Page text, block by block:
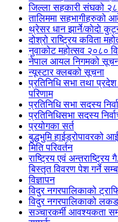
जिल्ला सहकारी संघको
तालिममा सहभागीहरुको
थ्रेसर धान झार्ने/काेदाे
दोश्रो राष्ट्रिय कविता
नुवाकोट महोत्सव २०८०
नेपाल आयल निगमको
न्यूस्टार क्लबको सूचना
प्रतिनिधि सभा तथा
परिणाम
प्रतिनिधि सभा सदस्य
प्रतिनिधिसभा सदस्य
प्रयोगका सर्त
बुद्धभुमि हाईड्रोपावरको
मिति परिवर्तन
राष्ट्रिय एवं
बिस्तृत विवरण पेश गर्ने
विज्ञापन
विदुर नगरपालिकाको
विदुर नगरपालिकाको
सञ्चारकर्मी आवश्यकता